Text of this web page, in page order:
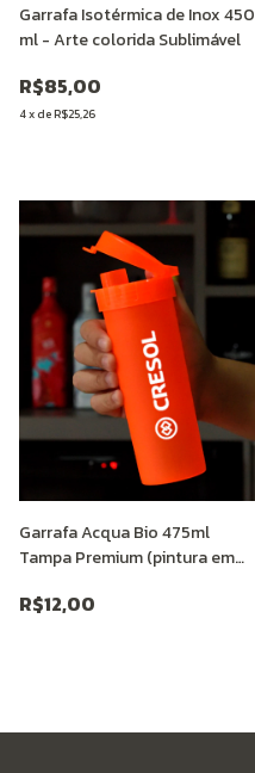
Garrafa Isotérmica de Inox 450
ml - Arte colorida Sublimável
R$85,00
4x deR$25,26
Garrafa Acqua Bio 475ml
Tampa Premium (pintura em
R$12,00